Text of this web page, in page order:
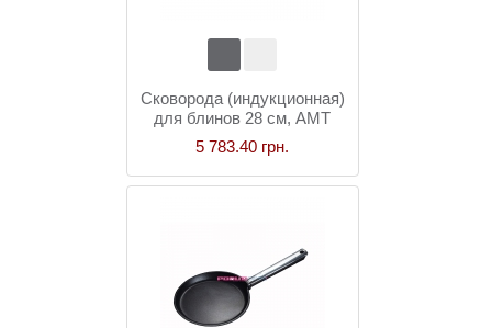
Сковорода (индукционная)
для блинов 28 см, AMT
Gastroguss
5 783.40 грн.